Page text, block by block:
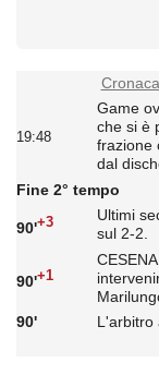
Cronaca
19:48
Game
che si è
frazione
dal
Fine 2° tempo
90'+3
Ultimi
sul 2-2.
90'+1
90'
L'arbitro